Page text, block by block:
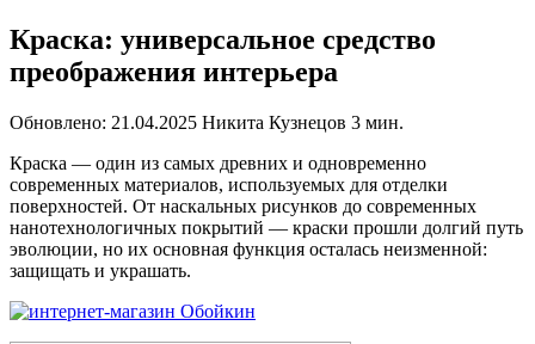
Краска: универсальное средство
преображения интерьера
Обновлено: 21.04.2025 Никита Кузнецов 3 мин.
Краска — один из самых древних и одновременно
современных материалов, используемых для отделки
поверхностей. От наскальных рисунков до современных
нанотехнологичных покрытий — краски прошли долгий путь
эволюции, но их основная функция осталась неизменной:
защищать и украшать.